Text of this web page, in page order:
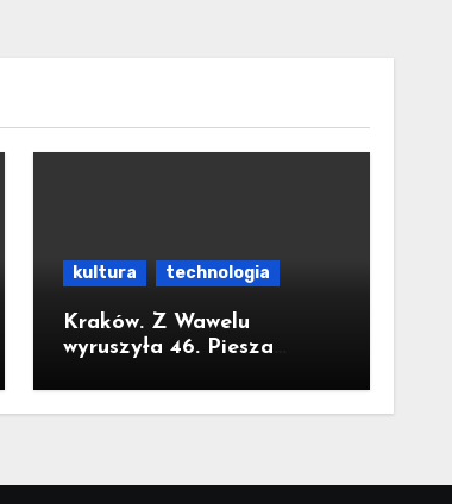
kultura technologia
Kraków. Z Wawelu
wyruszyła 46. Piesza
Jasną Górę